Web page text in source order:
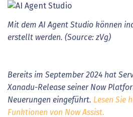
Mit dem AI Agent Studio können
erstellt werden. (Source: zVg)
Bereits im September 2024 hat
Xanadu-Release seiner Now
Neuerungen eingeführt. Lesen Sie
Funktionen von Now Assist.